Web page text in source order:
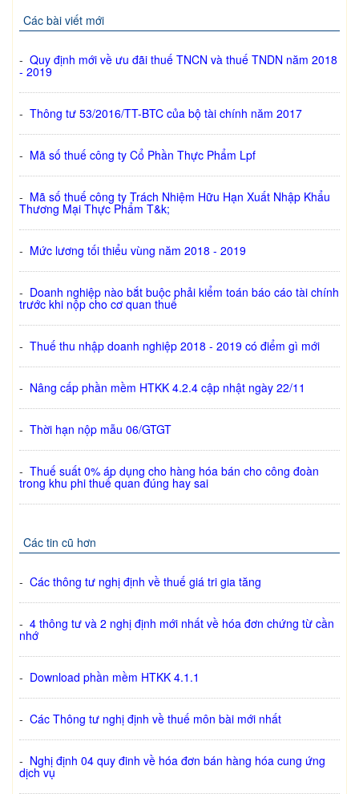
Các bài viết mới
- Quy định mới về ưu đãi thuế TNCN và thuế TNDN năm 2018
- 2019
- Thông tư 53/2016/TT-BTC của bộ tài chính năm 2017
- Mã số thuế công ty Cổ Phần Thực Phẩm Lpf
- Mã số thuế công ty Trách Nhiệm Hữu Hạn Xuất Nhập Khẩu
Thương Mại Thực Phẩm T&k;
- Mức lương tối thiểu vùng năm 2018 - 2019
- Doanh nghiệp nào bắt buộc phải kiểm toán báo cáo tài chính
trước khi nộp cho cơ quan thuế
- Thuế thu nhập doanh nghiệp 2018 - 2019 có điểm gì mới
- Nâng cấp phần mềm HTKK 4.2.4 cập nhật ngày 22/11
- Thời hạn nộp mẫu 06/GTGT
- Thuế suất 0% áp dụng cho hàng hóa bán cho công đoàn
trong khu phi thuế quan đúng hay sai
Các tin cũ hơn
- Các thông tư nghị định về thuế giá tri gia tăng
- 4 thông tư và 2 nghị định mới nhất về hóa đơn chứng từ cần
nhớ
- Download phần mềm HTKK 4.1.1
- Các Thông tư nghị định về thuế môn bài mới nhất
- Nghị định 04 quy đinh về hóa đơn bán hàng hóa cung ứng
dịch vụ